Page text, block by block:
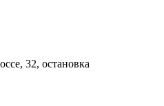
32, остановка